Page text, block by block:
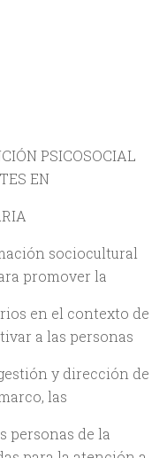
PSICOSOCIAL
EN
sociocultural
promover la
en el contexto de
a las personas
y dirección de
las
personas de la